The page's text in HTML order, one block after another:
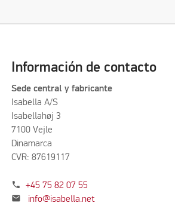
Información de contacto
Sede central y fabricante
Isabella A/S
Isabellahøj 3
7100 Vejle
Dinamarca
CVR: 87619117
phone +45 75 82 07 55
mail info@isabella.net